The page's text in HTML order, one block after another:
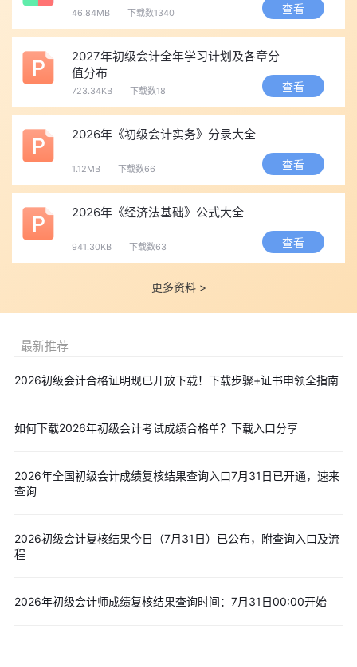
时间及领取方式汇总
，内容持续更新。
联系人：李老师 联系电话：0971-6142135
青海省会计专业技术资格领导小组办公室
2026年7月1日
新手会计在实际工作中如何进行做账，点击下图会计实操-实训
考完初会，考什么？财会主流进阶证书主要分为三类：中级会
计、注册会计师、税务师。立即抢【 初会转战进阶课程500元专属
抵扣券】>>
以上内容就是“2026年青海会计初级考试成绩查询、成绩复核
46.84MB 下载数1340 查看
2027年初级会计全年学习计划及各章分
值分布
723.34KB 下载数18 查看
2026年《初级会计实务》分录大全
1.12MB 下载数66 查看
2026年《经济法基础》公式大全
941.30KB 下载数63 查看
更多资料 >
最新推荐
2026初级会计合格证明现已开放下载！下载步骤+证书申领全指南
如何下载2026年初级会计考试成绩合格单？下载入口分享
2026年全国初级会计成绩复核结果查询入口7月31日已开通，速来
查询
2026初级会计复核结果今日（7月31日）已公布，附查询入口及流
程
2026年初级会计师成绩复核结果查询时间：7月31日00:00开始